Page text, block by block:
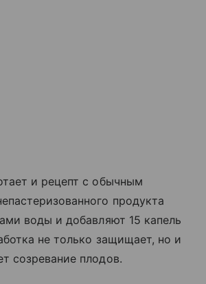
и рецепт с обычным
продукта
воды и добавляют 15 капель
не только защищает, но и
созревание плодов.